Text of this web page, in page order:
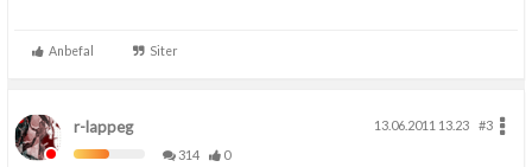
Anbefal Siter
r-lappeg 13.06.2011 13.23
#3
314
0